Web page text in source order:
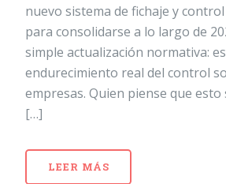
nuevo sistema de fichaje y
para consolidarse a lo largo de
simple actualización normativa:
endurecimiento real del control
empresas. Quien piense que esto
[…]
LEER MÁS